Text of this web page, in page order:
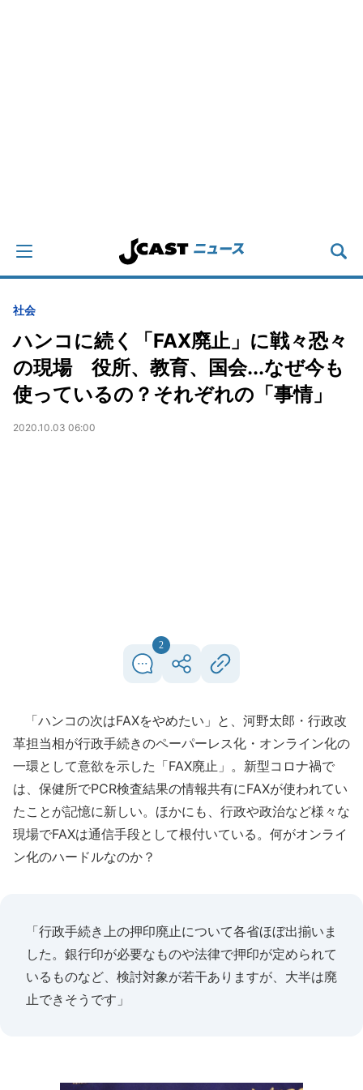
社会
ハンコに続く「FAX廃止」に戦々恐々
の現場 役所、教育、国会...なぜ今も
使っているの？それぞれの「事情」
2020.10.03 06:00
2
「ハンコの次はFAXをやめたい」と、河野太郎・行政改
革担当相が行政手続きのペーパーレス化・オンライン化の
一環として意欲を示した「FAX廃止」。新型コロナ禍で
は、保健所でPCR検査結果の情報共有にFAXが使われてい
たことが記憶に新しい。ほかにも、行政や政治など様々な
現場でFAXは通信手段として根付いている。何がオンライ
ン化のハードルなのか？
「行政手続き上の押印廃止について各省ほぼ出揃いま
した。銀行印が必要なものや法律で押印が定められて
いるものなど、検討対象が若干ありますが、大半は廃
止できそうです」